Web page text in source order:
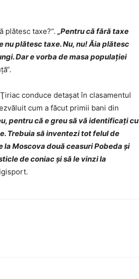
plătesc taxe?“. „Pentru că fără taxe
nu plătesc taxe. Nu, nu! Ăia plătesc
Dar e vorba de masa populației
conduce detaşat în clasamentul
cum a făcut primii bani din
pentru că e greu să vă identificaţi cu
Trebuia să inventezi tot felul de
Moscova două ceasuri Pobeda şi
de coniac şi să le vinzi la